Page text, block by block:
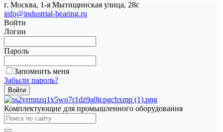
г. Москва, 1-я Мытищинская улица, 28с
info@industrial-bearing.ru
Войти
Логин
Пароль
Запомнить меня
Забыли пароль?
Комплектующие для промышленного оборудования